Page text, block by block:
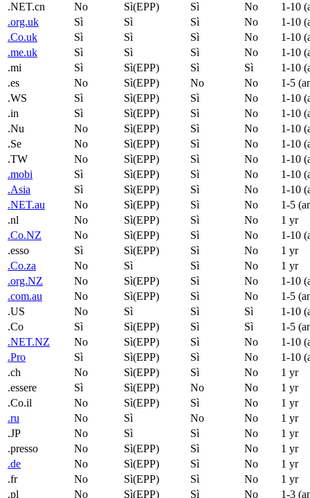
.NET.cn
No Sì(EPP) Sì No
1-10
.org.uk
Sì Sì Sì No
1-10
.Co.uk
Sì Sì Sì No
1-10
.me.uk
Sì Sì Sì No
1-10
.mi
Sì Sì(EPP) Sì Sì
1-10
.es
No Sì(EPP) No No
1-5
.WS
Sì Sì(EPP) Sì No
1-10
.in
Sì Sì(EPP) Sì No
1-10
.Nu
No Sì(EPP) Sì No
1-10
.Se
No Sì(EPP) Sì No
1-10
.TW
No Sì(EPP) Sì No
1-10
.mobi
Sì Sì(EPP) Sì No
1-10
.Asia
Sì Sì(EPP) Sì No
1-10
.NET.au
No Sì(EPP) Sì No
1-5
.nl
No Sì(EPP) Sì No
1 yr
.Co.NZ
No Sì(EPP) Sì No
1-10
.esso
Sì Sì(EPP) Sì No
1 yr
.Co.za
No Sì Sì No
1 yr
.org.NZ
No Sì(EPP) Sì No
1-10
.com.au
No Sì(EPP) Sì No
1-5
.US
No Sì Sì Sì
1-10
.Co
Sì Sì(EPP) Sì Sì
1-5
.NET.NZ
No Sì(EPP) Sì No
1-10
.Pro
Sì Sì(EPP) Sì No
1-10
.ch
No Sì(EPP) Sì No
1 yr
.essere
Sì Sì(EPP) No No
1 yr
.Co.il
No Sì(EPP) Sì No
1 yr
.ru
No Sì No No
1 yr
.JP
No Sì Sì No
1 yr
.presso
No Sì(EPP) Sì No
1 yr
.de
No Sì(EPP) Sì No
1 yr
.fr
No Sì(EPP) Sì No
1 yr
.pl
No Sì(EPP) Sì No 1-3